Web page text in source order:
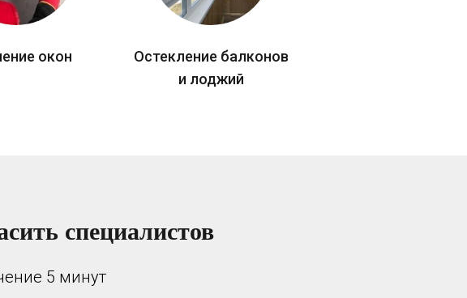
окон
Остекление балконов
и лоджий
специалистов
5 минут